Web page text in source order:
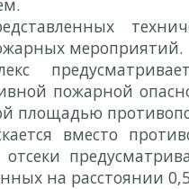
мероприятий.
пожарной
площадью
вместо
на расстоянии